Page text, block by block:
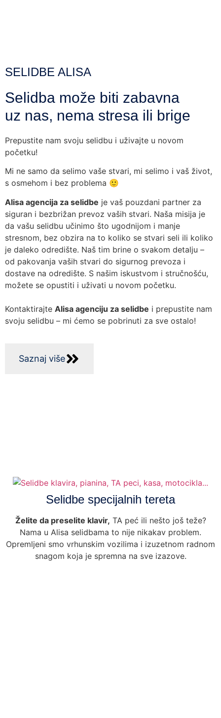
SELIDBE ALISA
Selidba može biti zabavna
uz nas, nema stresa ili brige
Prepustite nam svoju selidbu i uživajte u novom
početku!
Mi ne samo da selimo vaše stvari, mi selimo i vaš život,
s osmehom i bez problema 🙂
Alisa agencija za selidbe je vaš pouzdani partner za
siguran i bezbrižan prevoz vaših stvari. Naša misija je
da vašu selidbu učinimo što ugodnijom i manje
stresnom, bez obzira na to koliko se stvari seli ili koliko
je daleko odredište. Naš tim brine o svakom detalju –
od pakovanja vaših stvari do sigurnog prevoza i
dostave na odredište. S našim iskustvom i stručnošću,
možete se opustiti i uživati u novom početku.
Kontaktirajte Alisa agenciju za selidbe i prepustite nam
svoju selidbu – mi ćemo se pobrinuti za sve ostalo!
Saznaj više
Selidbe specijalnih tereta
Želite da preselite klavir, TA peć ili nešto još teže?
Nama u Alisa selidbama to nije nikakav problem.
Opremljeni smo vrhunskim vozilima i izuzetnom radnom
snagom koja je spremna na sve izazove.